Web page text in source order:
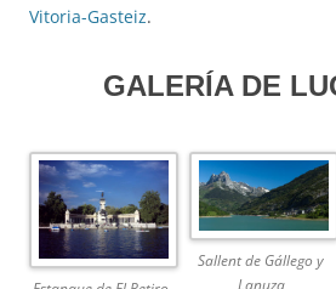
Vitoria-Gasteiz.
GALERÍA DE
Sallent de Gállego y
Lanuza